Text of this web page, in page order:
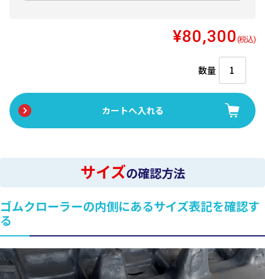
¥80,300 (税込)
数量
サイズの確認方法
ゴムクローラーの内側にあるサイズ表記を確認す
る